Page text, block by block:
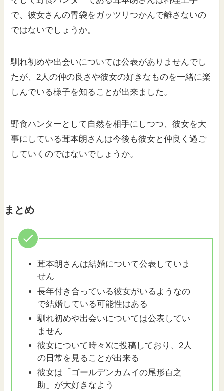
で、彼女さんの胃袋をガッツリつかんで離さないの
ではないでしょうか。
馴れ初めや出会いについては公表がありませんでし
たが、2人の仲の良さや彼女の好きなものを一緒に楽
しんでいる様子を知ることが出来ました。
野食ハンターとして自然を相手にしつつ、彼女を大
事にしている茸本朗さんは今後も彼女と仲良く過ご
していくのではないでしょうか。
まとめ
茸本朗さんは結婚について公表していま
せん
長年付き合っている彼女がいるようなの
で結婚している可能性はある
馴れ初めや出会いについては公表してい
ません
彼女について時々Xに投稿しており、2人
の日常を見ることが出来る
彼女は「ゴールデンカムイの尾形百之
助」が大好きなよう